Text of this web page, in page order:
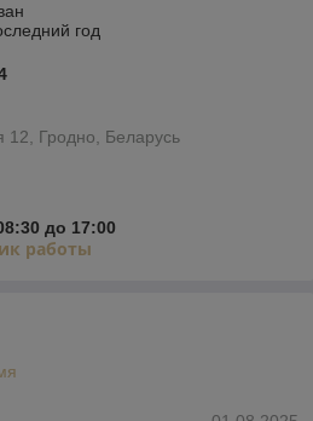
год
12, Гродно, Беларусь
до 17:00
работы